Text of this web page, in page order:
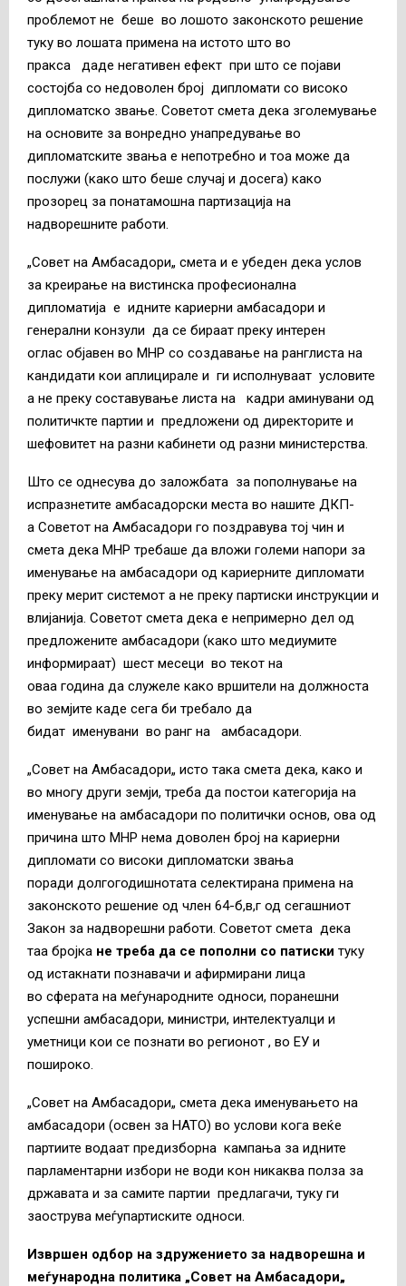
проблемот не беше во лошото законското решение
туку во лошата примена на истото што во
пракса даде негативен ефект при што се појави
состојба со недоволен број дипломати со високо
дипломатско звање. Советот смета дека зголемување
на основите за вонредно унапредување во
дипломатските звања е непотребно и тоа може да
послужи (како што беше случај и досега) како
прозорец за понатамошна партизација на
надворешните работи.
„Совет на Амбасадори„ смета и е убеден дека услов
за креирање на вистинска професионална
дипломатија е идните кариерни амбасадори и
генерални конзули да се бираат преку интерен
оглас објавен во МНР со создавање на ранглиста на
кандидати кои аплицирале и ги исполнуваат условите
а не преку составување листа на кадри аминувани од
политичкте партии и предложени од директорите и
шефовитет на разни кабинети од разни министерства.
Што се однесува до заложбата за пополнување на
испразнетите амбасадорски места во нашите ДКП-
а Советот на Амбасадори го поздравува тој чин и
смета дека МНР требаше да вложи големи напори за
именување на амбасадори од кариерните дипломати
преку мерит системот а не преку партиски инструкции и
влијанија. Советот смета дека е непримерно дел од
предложените амбасадори (како што медиумите
информираат) шест месеци во текот на
оваа година да служеле како вршители на должноста
во земјите каде сега би требало да
бидат именувани во ранг на амбасадори.
„Совет на Амбасадори„ исто така смета дека, како и
во многу други земји, треба да постои категорија на
именување на амбасадори по политички основ, ова од
причина што МНР нема доволен број на кариерни
дипломати со високи дипломатски звања
поради долгогодишнотата селектирана примена на
законското решение од член 64-б,в,г од сегашниот
Закон за надворешни работи. Советот смета дека
таа бројка не треба да се пополни со патиски туку
од истакнати познавачи и афирмирани лица
во сферата на меѓународните односи, поранешни
успешни амбасадори, министри, интелектуалци и
уметници кои се познати во регионот , во ЕУ и
пошироко.
„Совет на Амбасадори„ смета дека именувањето на
амбасадори (освен за НАТО) во услови кога веќе
партиите водаат предизборна кампања за идните
парламентарни избори не води кон никаква полза за
државата и за самите партии предлагачи, туку ги
заострува меѓупартиските односи.
Извршен одбор на здружението за надворешна и
меѓународна политика „Совет на Амбасадори„